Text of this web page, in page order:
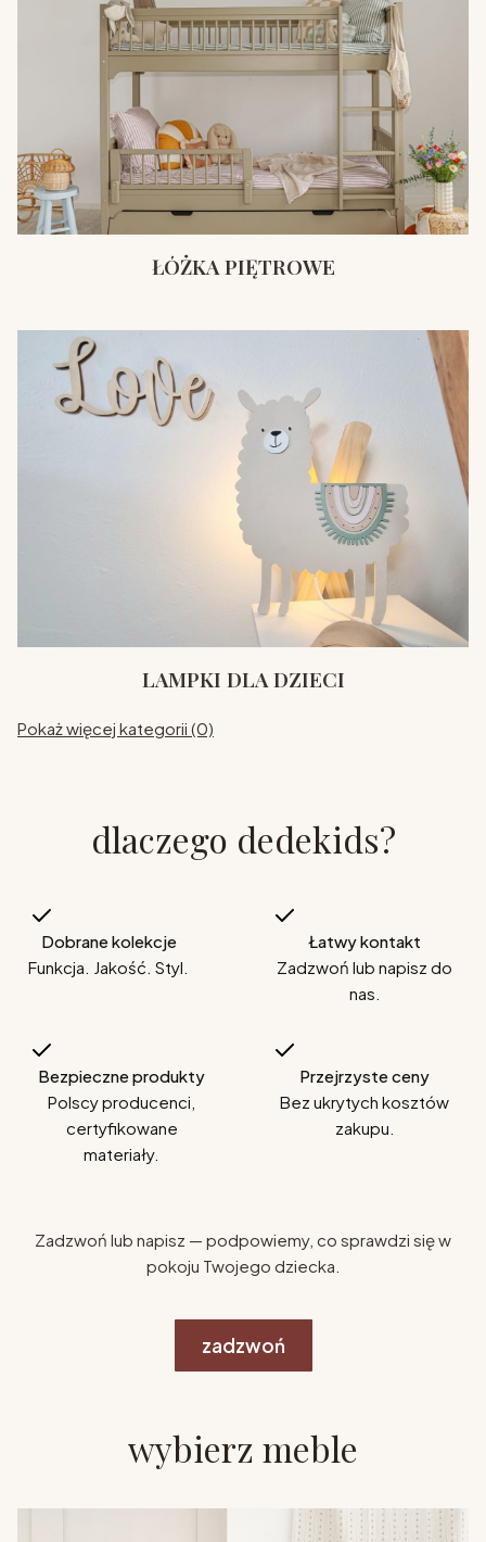
ŁÓŻKA PIĘTROWE
LAMPKI DLA DZIECI
Pokaż więcej kategorii (0)
dlaczego dedekids?
Dobrane kolekcje
Funkcja. Jakość. Styl.
Łatwy kontakt
Zadzwoń lub napisz do
nas.
Bezpieczne produkty
Polscy producenci,
certyfikowane
materiały.
Przejrzyste ceny
Bez ukrytych kosztów
zakupu.
Zadzwoń lub napisz — podpowiemy, co sprawdzi się w
pokoju Twojego dziecka.
zadzwoń
wybierz meble